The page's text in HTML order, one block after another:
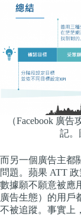
（Facebook 廣
記。
而另一個廣告主都
問題。蘋果 ATT
數據願不願意被應
廣告生態）的用戶
不被追蹤。事實上